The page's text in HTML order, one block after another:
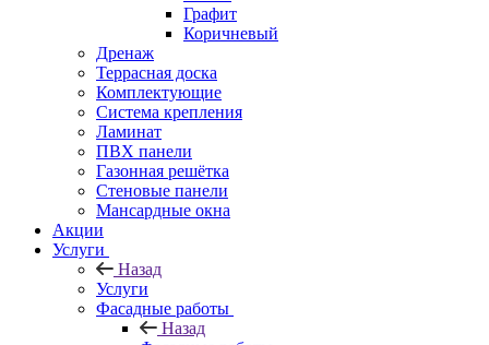
Графит
Коричневый
Дренаж
Террасная доска
Комплектующие
Система крепления
Ламинат
ПВХ панели
Газонная решётка
Стеновые панели
Мансардные окна
Акции
Услуги
Назад
Услуги
Фасадные работы
Назад